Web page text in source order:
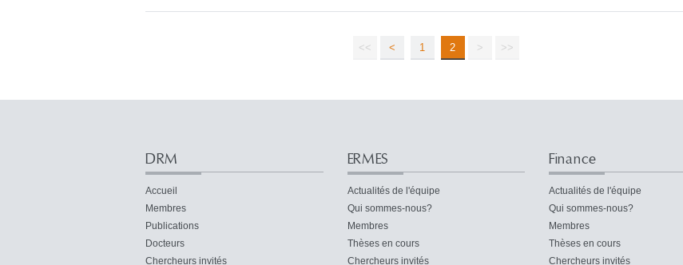
<< < 1 2 > >>
DRM
Accueil
Membres
Publications
Docteurs
Chercheurs invités
ERMES
Actualités de l'équipe
Qui sommes-nous?
Membres
Thèses en cours
Chercheurs invités
Finance
Actualités de l'équipe
Qui sommes-nous?
Membres
Thèses en cours
Chercheurs invités